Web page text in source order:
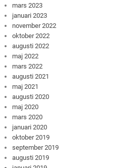
mars 2023
januari 2023
november 2022
oktober 2022
augusti 2022
maj 2022
mars 2022
augusti 2021
maj 2021
augusti 2020
maj 2020
mars 2020
januari 2020
oktober 2019
september 2019
augusti 2019